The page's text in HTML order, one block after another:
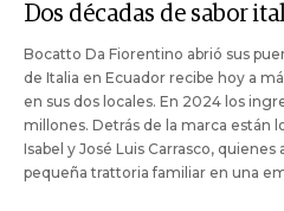
Dos décadas de sabor
Bocatto Da Fiorentino abrió sus
de Italia en Ecuador recibe hoy a
en sus dos locales. En 2024 los
millones. Detrás de la marca están
Isabel y José Luis Carrasco,
pequeña trattoria familiar en una